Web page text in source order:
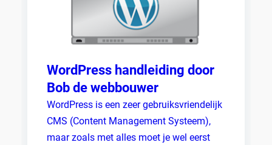
WordPress handleiding door
Bob de webbouwer
WordPress is een zeer gebruiksvriendelijk
CMS (Content Management Systeem),
maar zoals met alles moet je wel eerst